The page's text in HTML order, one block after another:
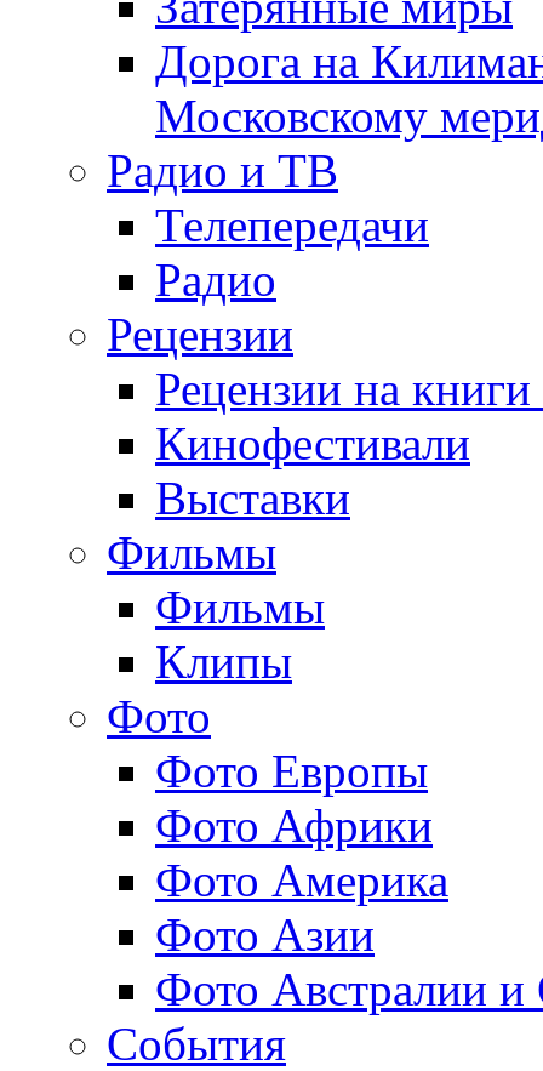
Дорога на
Московскому
Радио и ТВ
Телепередачи
Радио
Рецензии
Рецензии на
Кинофестивали
Выставки
Фильмы
Фильмы
Клипы
Фото
Фото Европы
Фото Африки
Фото Америка
Фото Азии
Фото Австралии и
События